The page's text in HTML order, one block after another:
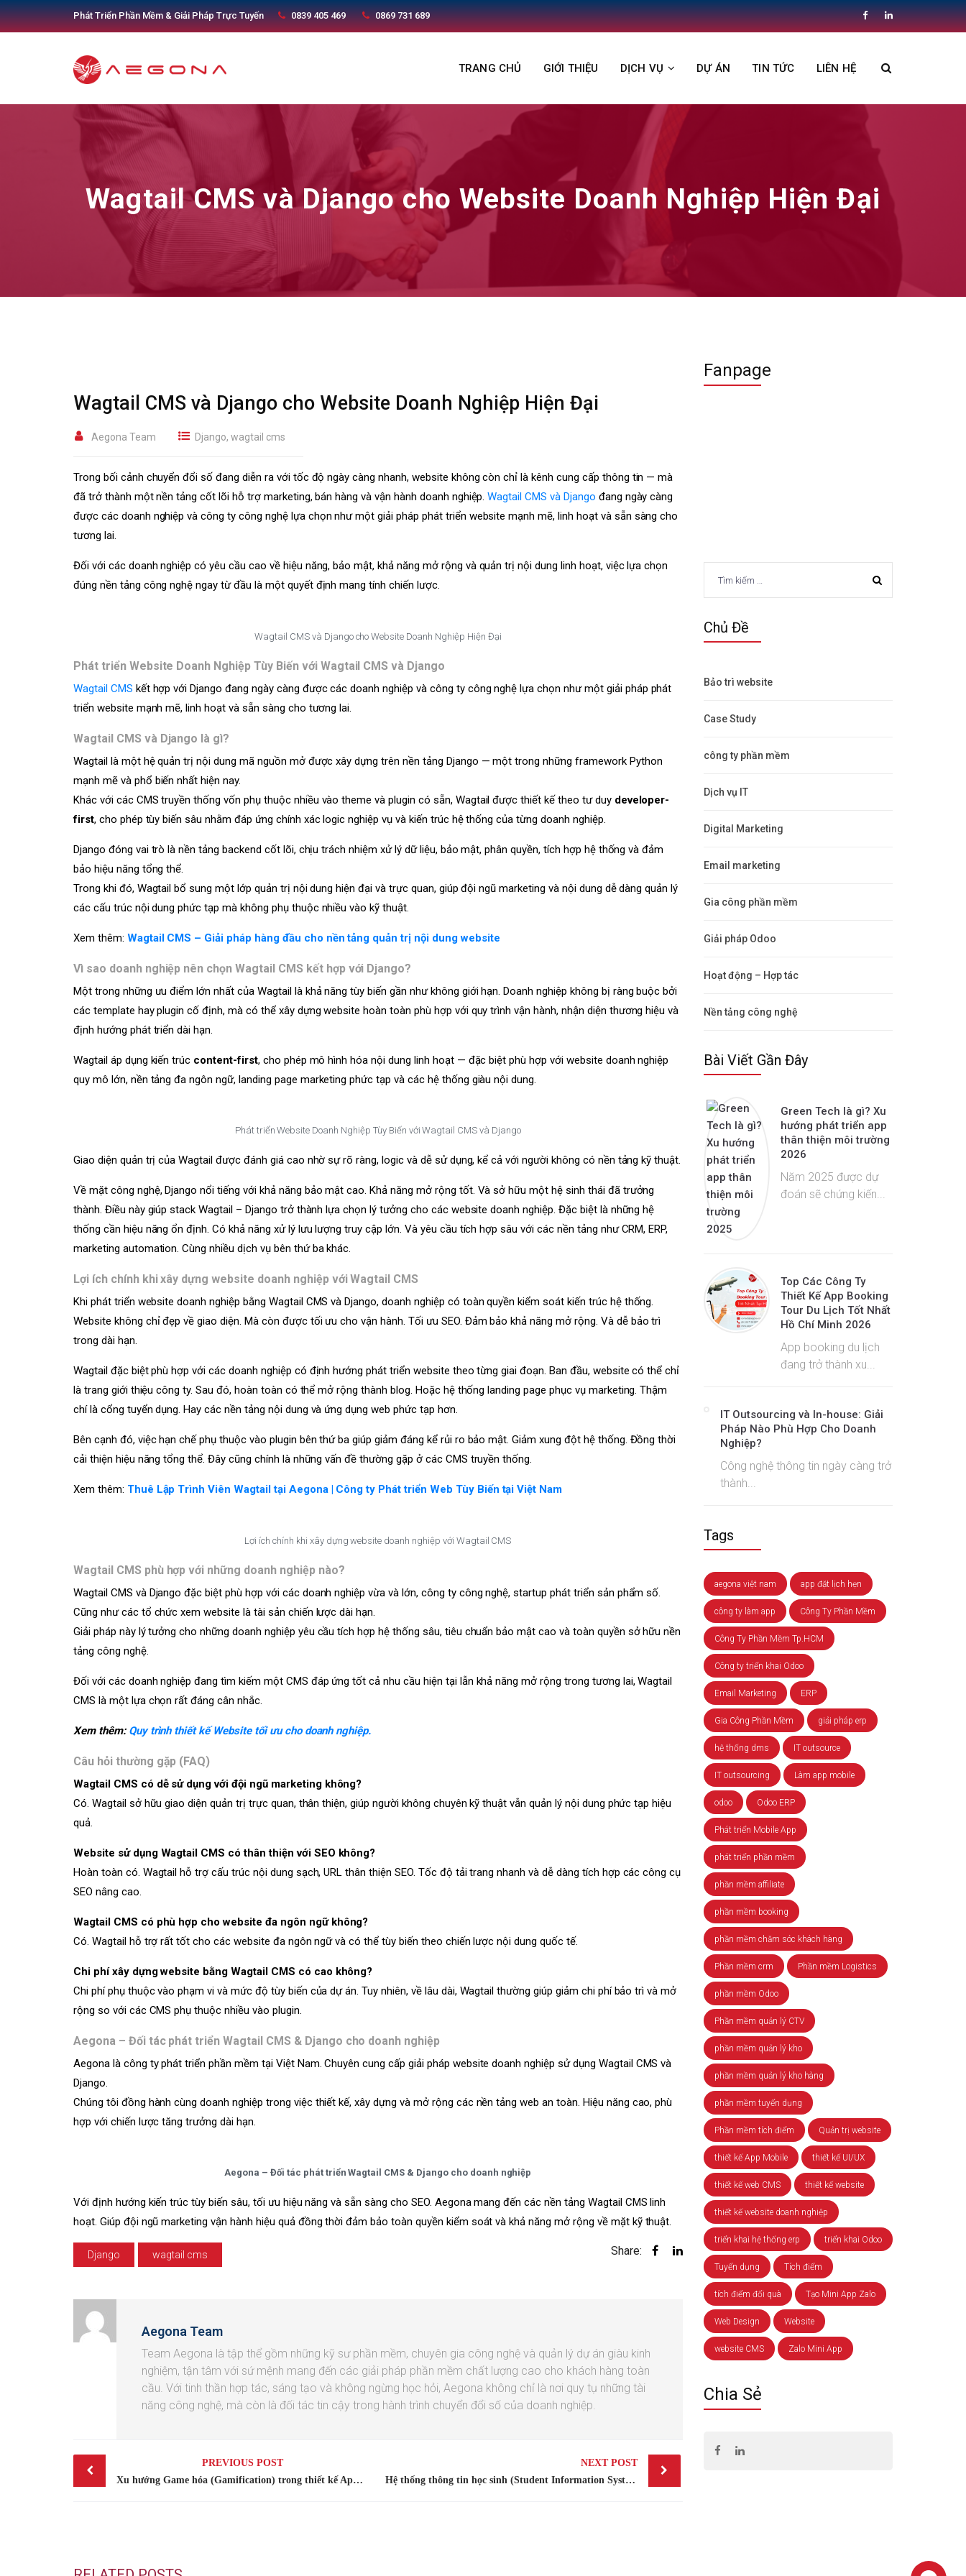
Phát Triển Phần Mềm & Giải Pháp Trực Tuyến 0839 405 469 0869 731 689
TRANG CHỦ GIỚI THIỆU DỊCH VỤ DỰ ÁN TIN TỨC LIÊN HỆ
Wagtail CMS và Django cho Website Doanh Nghiệp Hiện Đại
Wagtail CMS và Django cho Website Doanh Nghiệp Hiện Đại
Aegona Team Django, wagtail cms
Trong bối cảnh chuyển đổi số đang diễn ra với tốc độ ngày càng nhanh, website không còn chỉ là kênh cung cấp thông tin — mà
đã trở thành một nền tảng cốt lõi hỗ trợ marketing, bán hàng và vận hành doanh nghiệp.Wagtail CMS và Django đang ngày càng
được các doanh nghiệp và công ty công nghệ lựa chọn như một giải pháp phát triển website mạnh mẽ, linh hoạt và sẵn sàng cho
tương lai.
Đối với các doanh nghiệp có yêu cầu cao về hiệu năng, bảo mật, khả năng mở rộng và quản trị nội dung linh hoạt, việc lựa chọn
đúng nền tảng công nghệ ngay từ đầu là một quyết định mang tính chiến lược.
Wagtail CMS và Django cho Website Doanh Nghiệp Hiện Đại
Phát triển Website Doanh Nghiệp Tùy Biến với Wagtail CMS và Django
Wagtail CMS kết hợp với Django đang ngày càng được các doanh nghiệp và công ty công nghệ lựa chọn như một giải pháp phát
triển website mạnh mẽ, linh hoạt và sẵn sàng cho tương lai.
Wagtail CMS và Django là gì?
Wagtail là một hệ quản trị nội dung mã nguồn mở được xây dựng trên nền tảng Django — một trong những framework Python
mạnh mẽ và phổ biến nhất hiện nay.
Khác với các CMS truyền thống vốn phụ thuộc nhiều vào theme và plugin có sẵn, Wagtail được thiết kế theo tư duy developer-
first, cho phép tùy biến sâu nhằm đáp ứng chính xác logic nghiệp vụ và kiến trúc hệ thống của từng doanh nghiệp.
Django đóng vai trò là nền tảng backend cốt lõi, chịu trách nhiệm xử lý dữ liệu, bảo mật, phân quyền, tích hợp hệ thống và đảm
bảo hiệu năng tổng thể.
Trong khi đó, Wagtail bổ sung một lớp quản trị nội dung hiện đại và trực quan, giúp đội ngũ marketing và nội dung dễ dàng quản lý
các cấu trúc nội dung phức tạp mà không phụ thuộc nhiều vào kỹ thuật.
Xem thêm: Wagtail CMS – Giải pháp hàng đầu cho nền tảng quản trị nội dung website
Vì sao doanh nghiệp nên chọn Wagtail CMS kết hợp với Django?
Một trong những ưu điểm lớn nhất của Wagtail là khả năng tùy biến gần như không giới hạn. Doanh nghiệp không bị ràng buộc bởi
các template hay plugin cố định, mà có thể xây dựng website hoàn toàn phù hợp với quy trình vận hành, nhận diện thương hiệu và
định hướng phát triển dài hạn.
Wagtail áp dụng kiến trúc content-first, cho phép mô hình hóa nội dung linh hoạt — đặc biệt phù hợp với website doanh nghiệp
quy mô lớn, nền tảng đa ngôn ngữ, landing page marketing phức tạp và các hệ thống giàu nội dung.
Phát triển Website Doanh Nghiệp Tùy Biến với Wagtail CMS và Django
Giao diện quản trị của Wagtail được đánh giá cao nhờ sự rõ ràng, logic và dễ sử dụng, kể cả với người không có nền tảng kỹ thuật.
Về mặt công nghệ, Django nổi tiếng với khả năng bảo mật cao. Khả năng mở rộng tốt. Và sở hữu một hệ sinh thái đã trưởng
thành. Điều này giúp stack Wagtail – Django trở thành lựa chọn lý tưởng cho các website doanh nghiệp. Đặc biệt là những hệ
thống cần hiệu năng ổn định. Có khả năng xử lý lưu lượng truy cập lớn. Và yêu cầu tích hợp sâu với các nền tảng như CRM, ERP,
marketing automation. Cùng nhiều dịch vụ bên thứ ba khác.
Lợi ích chính khi xây dựng website doanh nghiệp với Wagtail CMS
Khi phát triển website doanh nghiệp bằng Wagtail CMS và Django, doanh nghiệp có toàn quyền kiểm soát kiến trúc hệ thống.
Website không chỉ đẹp về giao diện. Mà còn được tối ưu cho vận hành. Tối ưu SEO. Đảm bảo khả năng mở rộng. Và dễ bảo trì
trong dài hạn.
Wagtail đặc biệt phù hợp với các doanh nghiệp có định hướng phát triển website theo từng giai đoạn. Ban đầu, website có thể chỉ
là trang giới thiệu công ty. Sau đó, hoàn toàn có thể mở rộng thành blog. Hoặc hệ thống landing page phục vụ marketing. Thậm
chí là cổng tuyển dụng. Hay các nền tảng nội dung và ứng dụng web phức tạp hơn.
Bên cạnh đó, việc hạn chế phụ thuộc vào plugin bên thứ ba giúp giảm đáng kể rủi ro bảo mật. Giảm xung đột hệ thống. Đồng thời
cải thiện hiệu năng tổng thể. Đây cũng chính là những vấn đề thường gặp ở các CMS truyền thống.
Xem thêm: Thuê Lập Trình Viên Wagtail tại Aegona | Công ty Phát triển Web Tùy Biến tại Việt Nam
Lợi ích chính khi xây dựng website doanh nghiệp với Wagtail CMS
Wagtail CMS phù hợp với những doanh nghiệp nào?
Wagtail CMS và Django đặc biệt phù hợp với các doanh nghiệp vừa và lớn, công ty công nghệ, startup phát triển sản phẩm số.
Cũng như các tổ chức xem website là tài sản chiến lược dài hạn.
Giải pháp này lý tưởng cho những doanh nghiệp yêu cầu tích hợp hệ thống sâu, tiêu chuẩn bảo mật cao và toàn quyền sở hữu nền
tảng công nghệ.
Đối với các doanh nghiệp đang tìm kiếm một CMS đáp ứng tốt cả nhu cầu hiện tại lẫn khả năng mở rộng trong tương lai, Wagtail
CMS là một lựa chọn rất đáng cân nhắc.
Xem thêm: Quy trình thiết kế Website tối ưu cho doanh nghiệp.
Câu hỏi thường gặp (FAQ)
Wagtail CMS có dễ sử dụng với đội ngũ marketing không?
Có. Wagtail sở hữu giao diện quản trị trực quan, thân thiện, giúp người không chuyên kỹ thuật vẫn quản lý nội dung phức tạp hiệu
quả.
Website sử dụng Wagtail CMS có thân thiện với SEO không?
Hoàn toàn có. Wagtail hỗ trợ cấu trúc nội dung sạch, URL thân thiện SEO. Tốc độ tải trang nhanh và dễ dàng tích hợp các công cụ
SEO nâng cao.
Wagtail CMS có phù hợp cho website đa ngôn ngữ không?
Có. Wagtail hỗ trợ rất tốt cho các website đa ngôn ngữ và có thể tùy biến theo chiến lược nội dung quốc tế.
Chi phí xây dựng website bằng Wagtail CMS có cao không?
Chi phí phụ thuộc vào phạm vi và mức độ tùy biến của dự án. Tuy nhiên, về lâu dài, Wagtail thường giúp giảm chi phí bảo trì và mở
rộng so với các CMS phụ thuộc nhiều vào plugin.
Aegona – Đối tác phát triển Wagtail CMS & Django cho doanh nghiệp
Aegona là công ty phát triển phần mềm tại Việt Nam. Chuyên cung cấp giải pháp website doanh nghiệp sử dụng Wagtail CMS và
Django.
Chúng tôi đồng hành cùng doanh nghiệp trong việc thiết kế, xây dựng và mở rộng các nền tảng web an toàn. Hiệu năng cao, phù
hợp với chiến lược tăng trưởng dài hạn.
Aegona – Đối tác phát triển Wagtail CMS & Django cho doanh nghiệp
Với định hướng kiến trúc tùy biến sâu, tối ưu hiệu năng và sẵn sàng cho SEO. Aegona mang đến các nền tảng Wagtail CMS linh
hoạt. Giúp đội ngũ marketing vận hành hiệu quả đồng thời đảm bảo toàn quyền kiểm soát và khả năng mở rộng về mặt kỹ thuật.
Django wagtail cms Share:
Aegona Team
Team Aegona là tập thể gồm những kỹ sư phần mềm, chuyên gia công nghệ và quản lý dự án giàu kinh
nghiệm, tận tâm với sứ mệnh mang đến các giải pháp phần mềm chất lượng cao cho khách hàng toàn
cầu. Với tinh thần hợp tác, sáng tạo và không ngừng học hỏi, Aegona không chỉ là nơi quy tụ những tài
năng công nghệ, mà còn là đối tác tin cậy trong hành trình chuyển đổi số của doanh nghiệp.
Post
navigation
PREVIOUS POST
Xu hướng Game hóa (Gamification) trong thiết kế App & Web hiện nay
NEXT POST
Hệ thống thông tin học sinh (Student Information System – SIS)
Fanpage
kiếm
Chủ Đề
Bảo trì website
Case Study
công ty phần mềm
Dịch vụ IT
Digital Marketing
Email marketing
Gia công phần mềm
Giải pháp Odoo
Hoạt động – Hợp tác
Nền tảng công nghệ
Bài Viết Gần Đây
Green Tech là gì? Xu
hướng phát triển app
thân thiện môi trường
2026
Năm 2025 được dự
đoán sẽ chứng kiến...
Top Các Công Ty
Thiết Kế App Booking
Tour Du Lịch Tốt Nhất
Hồ Chí Minh 2026
App booking du lịch
đang trở thành xu...
IT Outsourcing và In-house: Giải
Pháp Nào Phù Hợp Cho Doanh
Nghiệp?
Công nghệ thông tin ngày càng trở
thành...
Tags
aegona việt nam app đặt lịch hẹn
công ty làm app Công Ty Phần Mềm
Công Ty Phần Mềm Tp.HCM
Công ty triển khai Odoo
Email Marketing ERP
Gia Công Phần Mềm giải pháp erp
hệ thống dms IT outsource
IT outsourcing Làm app mobile
odoo Odoo ERP
Phát triển Mobile App
phát triển phần mềm
phần mềm affiliate
phần mềm booking
phần mềm chăm sóc khách hàng
Phần mềm crm Phần mềm Logistics
phần mềm Odoo
Phần mềm quản lý CTV
phần mềm quản lý kho
phần mềm quản lý kho hàng
phần mềm tuyển dụng
Phần mềm tích điểm Quản trị website
thiết kế App Mobile thiết kế UI/UX
thiết kế web CMS thiết kế website
thiết kế website doanh nghiệp
triển khai hệ thống erp triển khai Odoo
Tuyển dụng Tích điểm
tích điểm đổi quà Tạo Mini App Zalo
Web Design Website
website CMS Zalo Mini App
Chia Sẻ